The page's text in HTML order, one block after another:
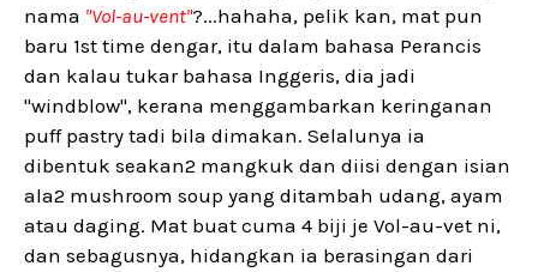
nama "Vol-au-vent"?...hahaha, pelik kan, mat pun
baru 1st time dengar, itu dalam bahasa Perancis
dan kalau tukar bahasa Inggeris, dia jadi
"windblow", kerana menggambarkan keringanan
puff pastry tadi bila dimakan. Selalunya ia
dibentuk seakan2 mangkuk dan diisi dengan isian
ala2 mushroom soup yang ditambah udang, ayam
atau daging. Mat buat cuma 4 biji je Vol-au-vet ni,
dan sebagusnya, hidangkan ia berasingan dari